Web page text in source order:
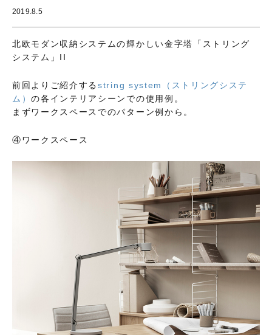
2019.8.5
北欧モダン収納システムの輝かしい金字塔「ストリング
システム」II
前回よりご紹介するstring system（ストリングシステ
ム）の各インテリアシーンでの使用例。
まずワークスペースでのパターン例から。
④ワークスペース